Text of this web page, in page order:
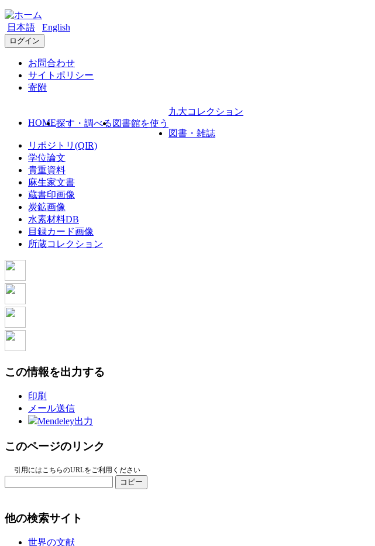
日本語 English
ログイン
お問合わせ
サイトポリシー
寄附
HOME探す・調べる 図書館を使う
九大コレクション
図書・雑誌
リポジトリ(QIR)
学位論文
貴重資料
麻生家文書
蔵書印画像
炭鉱画像
水素材料DB
目録カード画像
所蔵コレクション
この情報を出力する
印刷
メール送信
Mendeley出力
このページのリンク
引用にはこちらのURLをご利用ください
コピー
他の検索サイト
世界の文献